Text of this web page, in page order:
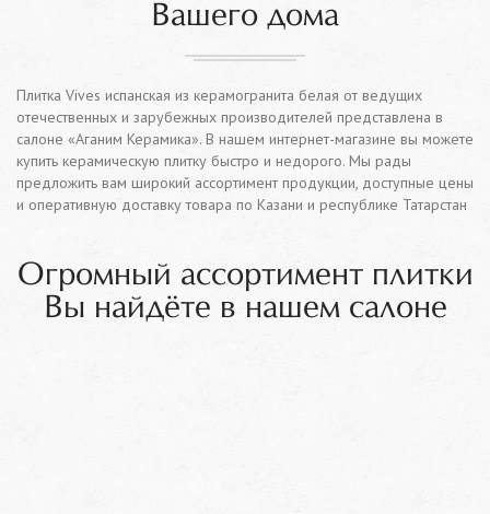
Вашего дома
Плитка Vives испанская из керамогранита белая от ведущих
отечественных и зарубежных производителей представлена в
салоне «Аганим Керамика». В нашем интернет-магазине вы можете
купить керамическую плитку быстро и недорого. Мы рады
предложить вам широкий ассортимент продукции, доступные цены
и оперативную доставку товара по Казани и республике Татарстан
Огромный ассортимент плитки
Вы найдёте в нашем салоне